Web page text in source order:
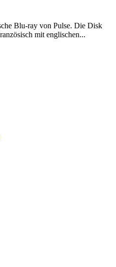
Blu-ray von Pulse. Die Disk
mit englischen...